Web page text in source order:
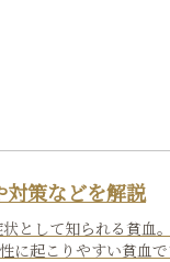
策などを解説
として知られる貧血
に起こりやすい貧血